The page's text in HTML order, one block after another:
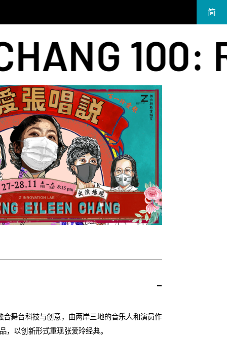
简
100:
-
舞台科技与创意，由两岸三地的音乐人和演员作
以创新形式重现张爱玲经典。